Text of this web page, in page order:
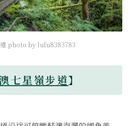
道 photo by lulu8383783
七星嶺步道】